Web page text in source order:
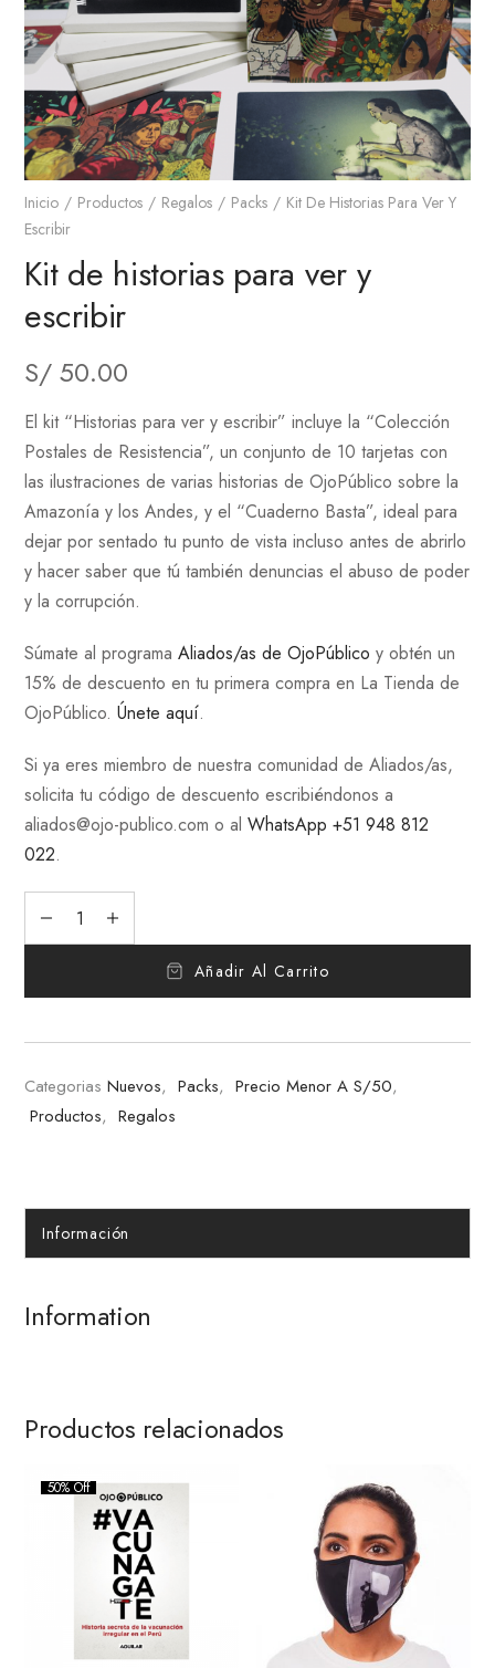
Inicio Productos Regalos Packs
Kit De Historias Para Ver Y
Escribir
Kit de historias para ver y
escribir
S/ 50.00
El kit “Historias para ver y escribir” incluye la “Colección
Postales de Resistencia”, un conjunto de 10 tarjetas con
las ilustraciones de varias historias de OjoPúblico sobre la
Amazonía y los Andes, y el “Cuaderno Basta”, ideal para
dejar por sentado tu punto de vista incluso antes de abrirlo
y hacer saber que tú también denuncias el abuso de poder
y la corrupción.
Súmate al programaAliados/as de OjoPúblico y obtén un
15% de descuento en tu primera compra en La Tienda de
OjoPúblico.Únete aquí.
Si ya eres miembro de nuestra comunidad de Aliados/as,
solicita tu código de descuento escribiéndonos a
aliados@ojo-publico.com o alWhatsApp +51 948 812
022.
Añadir Al Carrito
Categorias Nuevos, Packs, Precio Menor A S/50,
Productos, Regalos
Información
Information
Productos relacionados
50% Off